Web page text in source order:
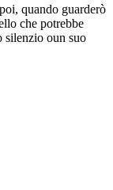
quando guarderò
che potrebbe
silenzio oun suo